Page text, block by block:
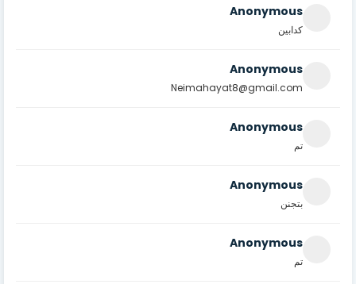
Anonymous
كدابين
Anonymous
Neimahayat8@gmail.com
Anonymous
تم
Anonymous
بتجنن
Anonymous
تم